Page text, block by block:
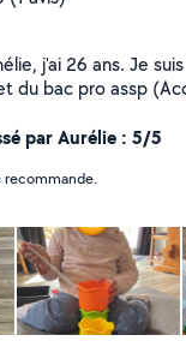
j'ai 26 ans. Je
du bac pro assp
disponible pour des
J'ai de
à 12 ans (ancienne
). Je fais
7 ans. Je peux également
de compagnie, Je me suis
allemand et pas
par Aurélie : 5/5
recommande.